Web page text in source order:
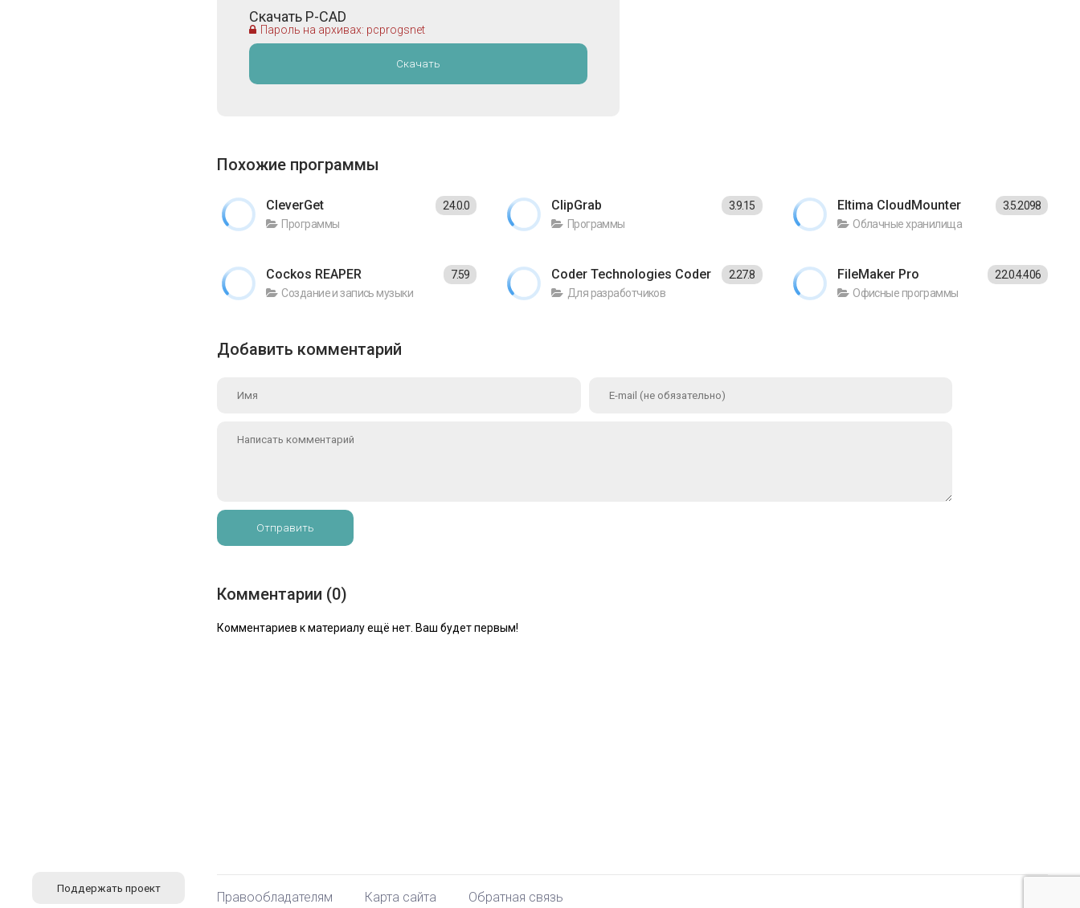
Поддержать проект
Скачать P-CAD
Пароль на архивах: pcprogsnet
Скачать
Похожие программы
CleverGet
Программы
24.0.0 ClipGrab
Программы
3.9.15 Eltima CloudMounter
Облачные хранилища
3.5.2098
Cockos REAPER
Создание и запись музыки
7.59 Coder Technologies Coder
Для разработчиков
2.27.8 FileMaker Pro
Офисные программы
22.0.4.406
Добавить комментарий
Отправить
Комментарии (0)
Комментариев к материалу ещё нет. Ваш будет первым!
Правообладателям Карта сайта Обратная связь